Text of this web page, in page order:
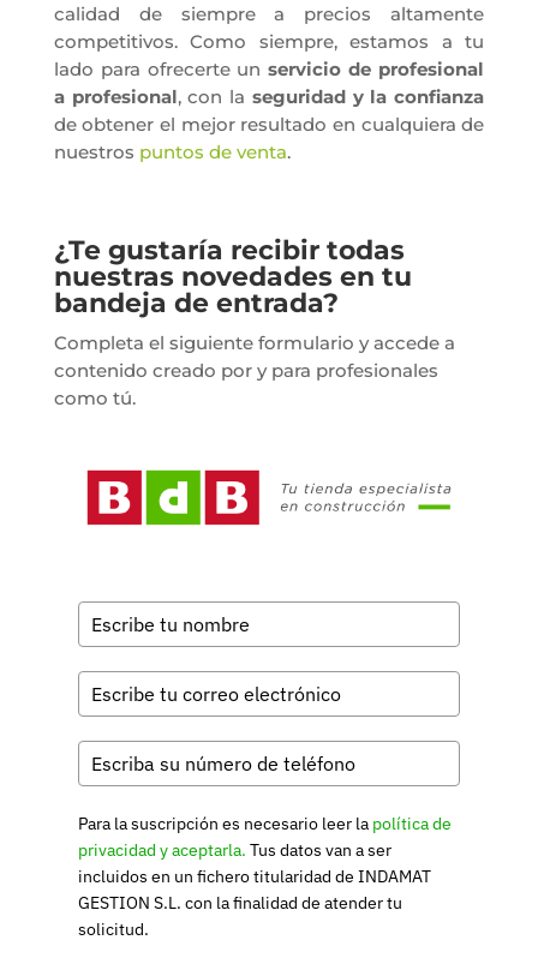
calidad de siempre a precios altamente
competitivos. Como siempre, estamos a tu
lado para ofrecerte unservicio de profesional
a profesional, con la seguridad y la confianza
de obtener el mejor resultado en cualquiera de
nuestros puntos de venta.
¿Te gustaría recibir todas
nuestras novedades en tu
bandeja de entrada?
Completa el siguiente formulario y accede a
contenido creado por y para profesionales
como tú.
Para la suscripción es necesario leer la política de
privacidad y aceptarla. Tus datos van a ser
incluidos en un fichero titularidad de INDAMAT
GESTION S.L. con la finalidad de atender tu
solicitud.